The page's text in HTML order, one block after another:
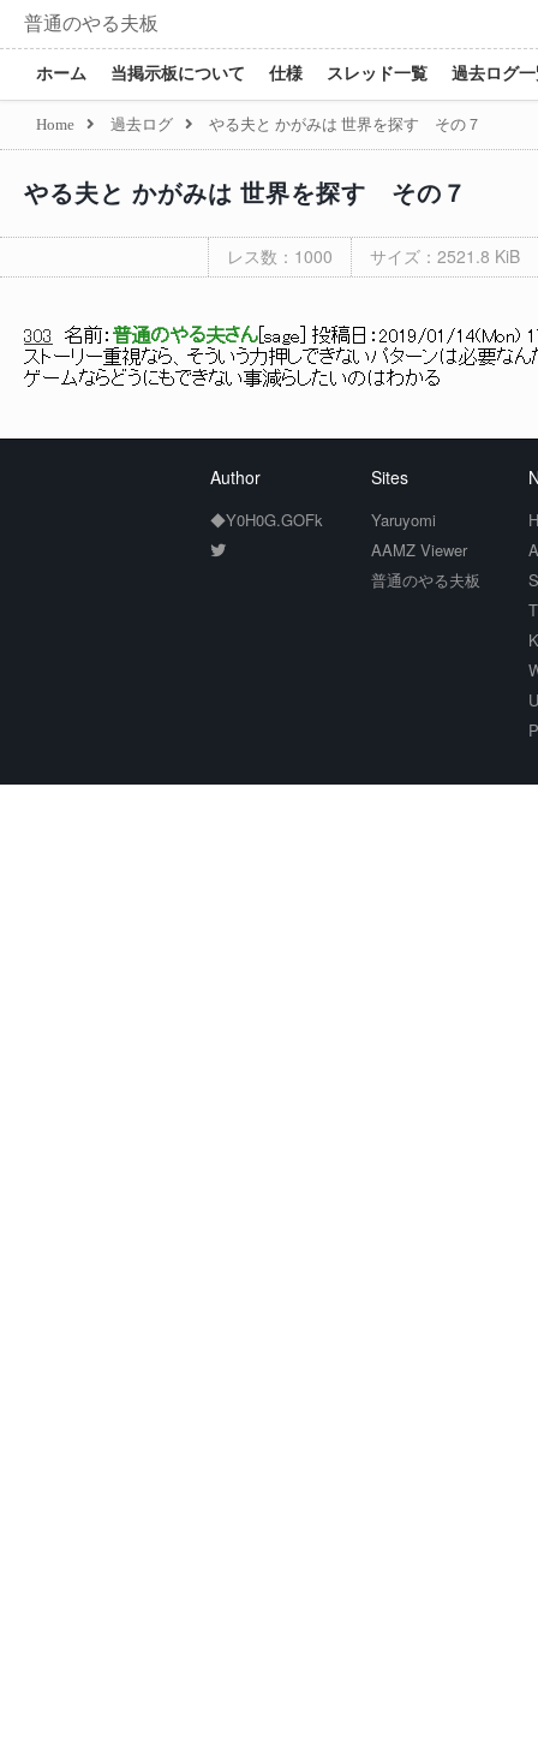
普通のやる夫板
ホーム 当掲示板について 仕様 スレッド一覧 過去ログ
Home 過去ログ やる夫と かがみは 世界を探す その７
やる夫と かがみは 世界を探す その７
レス数：1000 サイズ：2521.8 KiB
303 名前： 普通のやる夫さん sage ] 投稿日： 2019/01/14(Mon)
ストーリー重視なら、そういう力押しできないパターンは必要な
ゲームならどうにもできない事減らしたいのはわかる
Author
◆Y0H0G.GOFk
Sites
Yaruyomi
AAMZ Viewer
普通のやる夫板